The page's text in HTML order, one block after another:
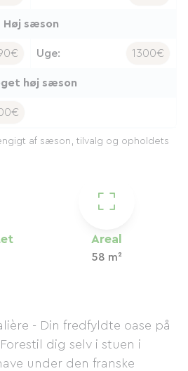
Areal
58 m²
- Din fredfyldte oase på
dig selv i stuen i
under den franske
Høj sæson
Uge: 1300€
høj sæson
af sæson, tilvalg og opholdets